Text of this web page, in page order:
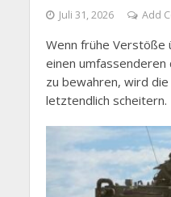
Juli 31, 2026 Add
Wenn frühe Verstöße
einen
zu bewahren, wird
letztendlich scheitern.